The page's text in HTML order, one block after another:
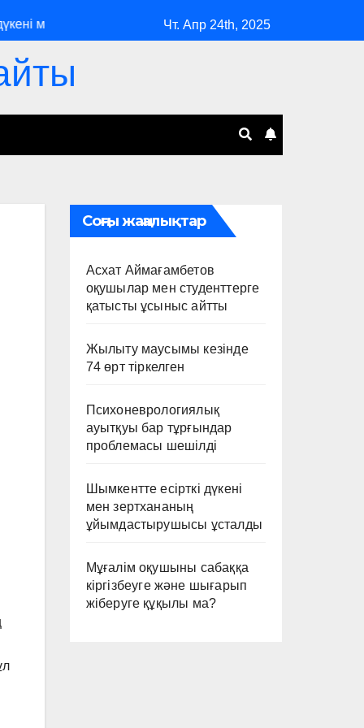
мен зертхананың ұйымдастырушысы ұсталды
Чт. Апр 24th, 2025
Соңғы жаңалықтар
Асхат Аймағамбетов
оқушылар мен студенттерге
қатысты ұсыныс айтты
Жылыту маусымы кезінде
74 өрт тіркелген
Психоневрологиялық
ауытқуы бар тұрғындар
проблемасы шешілді
Шымкентте есірткі дүкені
мен зертхананың
ұйымдастырушысы ұсталды
Мұғалім оқушыны сабаққа
кіргізбеуге және шығарып
жіберуге құқылы ма?